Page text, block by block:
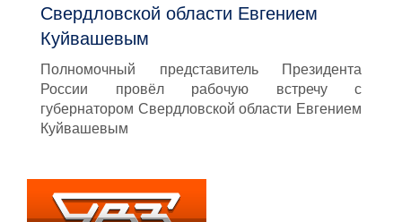
Свердловской области Евгением
Куйвашевым
Полномочный представитель Президента
России провёл рабочую встречу с
губернатором Свердловской области Евгением
Куйвашевым